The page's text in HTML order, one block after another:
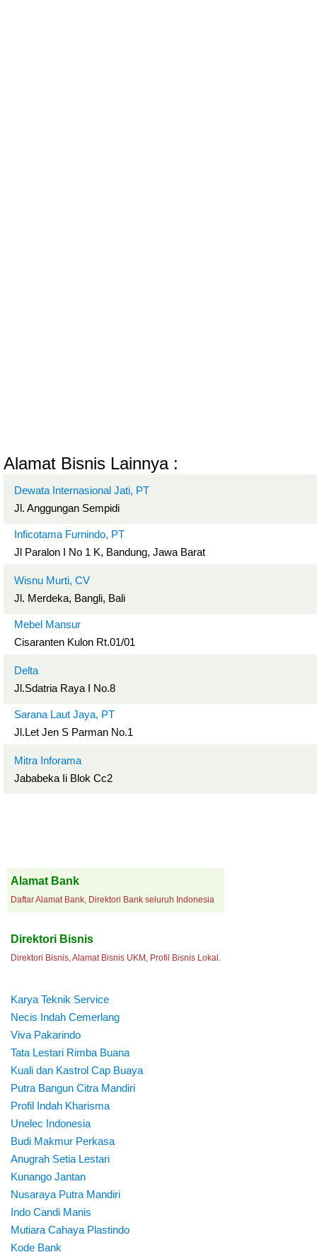
Alamat Bisnis Lainnya :
Dewata Internasional Jati, PT
Jl. Anggungan Sempidi
Inficotama Furnindo, PT
Jl Paralon I No 1 K, Bandung, Jawa Barat
Wisnu Murti, CV
Jl. Merdeka, Bangli, Bali
Mebel Mansur
Cisaranten Kulon Rt.01/01
Delta
Jl.Sdatria Raya I No.8
Sarana Laut Jaya, PT
Jl.Let Jen S Parman No.1
Mitra Inforama
Jababeka Ii Blok Cc2
Alamat Bank
Daftar Alamat Bank, Direktori Bank seluruh Indonesia
Direktori Bisnis
Direktori Bisnis, Alamat Bisnis UKM, Profil Bisnis Lokal.
Karya Teknik Service
Necis Indah Cemerlang
Viva Pakarindo
Tata Lestari Rimba Buana
Kuali dan Kastrol Cap Buaya
Putra Bangun Citra Mandiri
Profil Indah Kharisma
Unelec Indonesia
Budi Makmur Perkasa
Anugrah Setia Lestari
Kunango Jantan
Nusaraya Putra Mandiri
Indo Candi Manis
Mutiara Cahaya Plastindo
Kode Bank